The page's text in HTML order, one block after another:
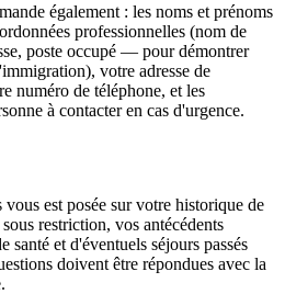
également : les noms et prénoms
professionnelles (nom de
poste occupé — pour démontrer
votre adresse de
numéro de téléphone, et les
à contacter en cas d'urgence.
vous est posée sur votre historique de
restriction, vos antécédents
santé et d'éventuels séjours passés
doivent être répondues avec la